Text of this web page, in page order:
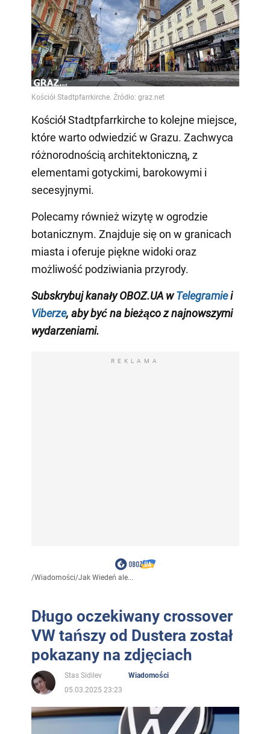
Kościół Stadtpfarrkirche to kolejne miejsce,
które warto odwiedzić w Grazu. Zachwyca
różnorodnością architektoniczną, z
elementami gotyckimi, barokowymi i
secesyjnymi.
Polecamy również wizytę w ogrodzie
botanicznym. Znajduje się on w granicach
miasta i oferuje piękne widoki oraz
możliwość podziwiania przyrody.
Subskrybuj kanały OBOZ.UA w Telegramie i
Viberze, aby być na bieżąco z najnowszymi
wydarzeniami.
REKLAMA
/Wiadomości/Jak Wiedeń ale...
Długo oczekiwany crossover
VW tańszy od Dustera został
pokazany na zdjęciach
Stas Sidilev
Wiadomości
05.03.2025 23:23